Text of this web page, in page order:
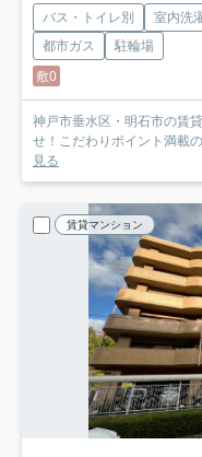
バス・トイレ別 室内洗
都市ガス
駐輪場
敷0
神戸市垂水区・明石市の賃
せ！こだわりポイント満載
見る
賃貸マンション